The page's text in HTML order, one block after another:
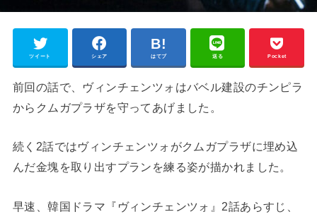
ツイート シェア はてブ 送る Pocket
前回の話で、ヴィンチェンツォはバベル建設のチンピラ
からクムガプラザを守ってあげました。
続く2話ではヴィンチェンツォがクムガプラザに埋め込
んだ金塊を取り出すプランを練る姿が描かれました。
早速、韓国ドラマ『ヴィンチェンツォ』2話あらすじ、